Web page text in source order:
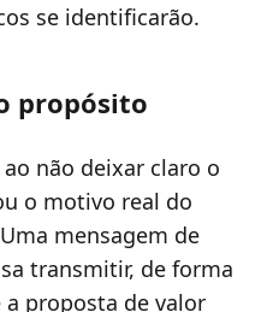
se identificarão.
propósito
não deixar claro o
o motivo real do
mensagem de
transmitir, de forma
proposta de valor